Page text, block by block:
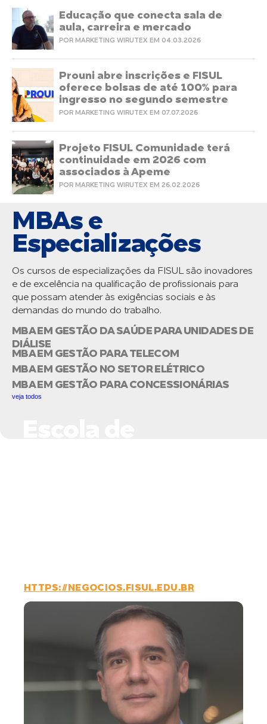
Educação que conecta sala de
aula, carreira e mercado
POR MARKETING WIRUTEX EM 04.03.2026
Prouni abre inscrições e FISUL
oferece bolsas de até 100% para
ingresso no segundo semestre
POR MARKETING WIRUTEX EM 07.07.2026
Projeto FISUL Comunidade terá
continuidade em 2026 com
associados à Apeme
POR MARKETING WIRUTEX EM 26.02.2026
MBAs e
Especializações
Os cursos de especializações da FISUL são inovadores
e de excelência na qualificação de profissionais para
que possam atender às exigências sociais e às
demandas do mundo do trabalho.
MBA EM GESTÃO DA SAÚDE PARA UNIDADES DE
DIÁLISE
MBA EM GESTÃO PARA TELECOM
MBA EM GESTÃO NO SETOR ELÉTRICO
MBA EM GESTÃO PARA CONCESSIONÁRIAS
veja todos
HTTPS://NEGOCIOS.FISUL.EDU.BR